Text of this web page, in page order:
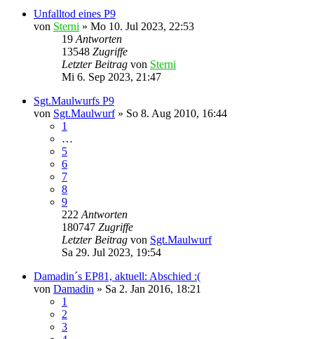
Unfalltod eines P9
von Sterni » Mo 10. Jul 2023, 22:53
19 Antworten
13548 Zugriffe
Letzter Beitrag von Sterni
Mi 6. Sep 2023, 21:47
Sgt.Maulwurfs P9
von Sgt.Maulwurf» So 8. Aug 2010, 16:44
1
…
5
6
7
8
9
222 Antworten
180747 Zugriffe
Letzter Beitrag von Sgt.Maulwurf
Sa 29. Jul 2023, 19:54
Damadin´s EP81, aktuell: Abschied :(
von Damadin » Sa 2. Jan 2016, 18:21
1
2
3